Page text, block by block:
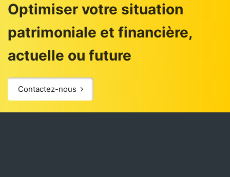
Optimiser votre situation
patrimoniale et financière,
actuelle ou future
Contactez-nous